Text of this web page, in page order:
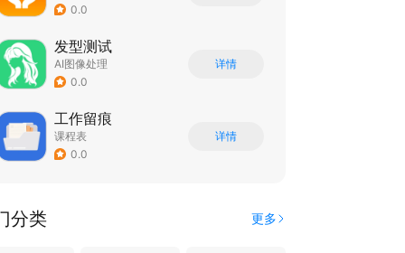
0.0
发型测试
AI图像处理
0.0
详情
工作留痕
课程表
0.0
详情
分类 更多